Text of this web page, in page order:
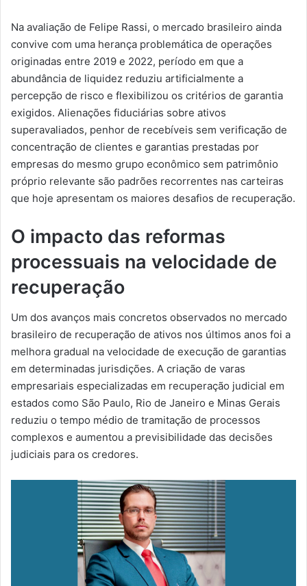
Na avaliação de Felipe Rassi, o mercado brasileiro ainda
convive com uma herança problemática de operações
originadas entre 2019 e 2022, período em que a
abundância de liquidez reduziu artificialmente a
percepção de risco e flexibilizou os critérios de garantia
exigidos. Alienações fiduciárias sobre ativos
superavaliados, penhor de recebíveis sem verificação de
concentração de clientes e garantias prestadas por
empresas do mesmo grupo econômico sem patrimônio
próprio relevante são padrões recorrentes nas carteiras
que hoje apresentam os maiores desafios de recuperação.
O impacto das reformas
processuais na velocidade de
recuperação
Um dos avanços mais concretos observados no mercado
brasileiro de recuperação de ativos nos últimos anos foi a
melhora gradual na velocidade de execução de garantias
em determinadas jurisdições. A criação de varas
empresariais especializadas em recuperação judicial em
estados como São Paulo, Rio de Janeiro e Minas Gerais
reduziu o tempo médio de tramitação de processos
complexos e aumentou a previsibilidade das decisões
judiciais para os credores.